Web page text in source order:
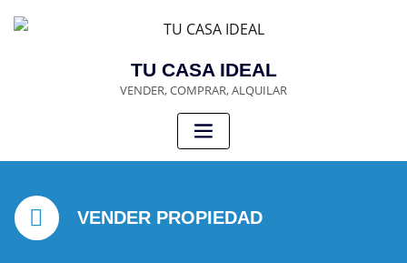
TU CASA IDEAL
VENDER, COMPRAR, ALQUILAR
VENDER PROPIEDAD